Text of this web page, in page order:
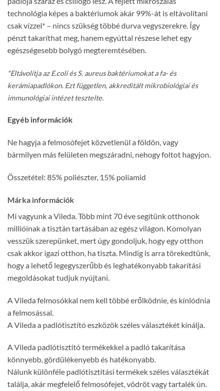
technológia képes a baktériumok akár 99%-át is eltávolítani
csak vízzel* – nincs szükség többé durva vegyszerekre. Így
pénzt takaríthat meg, hanem egyúttal részese lehet egy
egészségesebb bolygó megteremtésében.
*Eltávolítja az E.coli és S. aureus baktériumokat a fa- és
kerámiapadlókon. Ezt független, akkreditált mikrobiológiai és
immunológiai intézet tesztelte.
Egyéb információk
Ne hagyja a felmosófejet közvetlenül a földön, vagy
bármilyen más felületen megszáradni, nehogy foltot hagyjon.
Összetétel: 85% poliészter, 15% poliamid
Márka információk
Mi vagyunk a Vileda. Több mint 70 éve segítünk otthonok
millióinak a tisztán tartásában az egész világon. Komolyan
vesszük szerepünket, mert úgy gondoljuk, hogy egy otthon
csak akkor igazi otthon, ha tiszta. Mindig is arra törekedtünk,
hogy a lehető legegyszerűbb és leghatékonyabb takarítási
megoldásokat tudjuk nyújtani.
A Vileda felmosókkal nem kell többé erőlködnie, és kínlódnia
a felmosással.
A Vileda a padlótisztító eszközök széles választékét kínálja.
A Vileda padlótisztító termékekkel a padló takarítása
könnyebb, gördülékenyebb és hatékonyabb.
Nálunk különféle padlótisztítási termékek széles választékát
találja, akár megfelelő felmosófejet, vödröt vagy tartalék ún.